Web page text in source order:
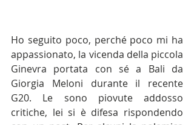
Ho seguito poco, perché poco mi ha
appassionato, la vicenda della piccola
Ginevra portata con sé a Bali da
Giorgia Meloni durante il recente
G20. Le sono piovute addosso
critiche, lei si è difesa rispondendo